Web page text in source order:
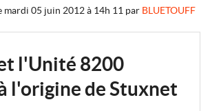
mardi 05 juin 2012 à 14h 11 par BLUETOUFF
l'Unité 8200
l'origine de Stuxnet